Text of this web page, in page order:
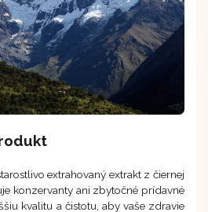
extrahovaný extrakt z čiernej
konzervanty ani zbytočné prídavné
kvalitu a čistotu, aby vaše zdravie